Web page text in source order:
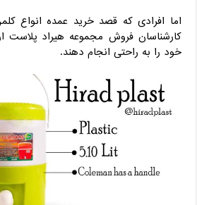
اما افرادی که قصد خرید عمده انواع
کارشناسان فروش مجموعه هیراد پلاست
خود را به راحتی انجام دهند.